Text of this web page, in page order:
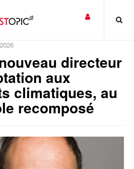
directeur
aux
climatiques, au
recomposé